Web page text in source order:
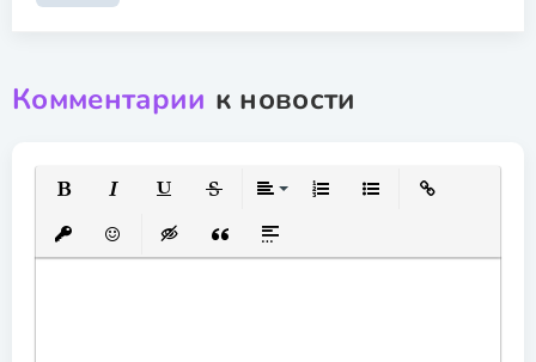
Комментарии к новости
Полужирный Подчеркнутый
ЗачеркнутыйВыравнивание
Вставить защищенную ссылку
Вставить смайлик
Вставка скрытого текста
Вставка цитаты
Вставка спойлера